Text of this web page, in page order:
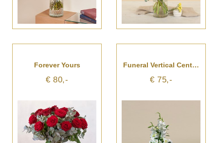
Forever Yours
€ 80,-
Funeral Vertical Center In White Tones
€ 75,-